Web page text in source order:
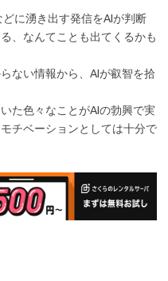
に湧き出す発信をAIが判断
、なんてことも出てくるかも
ない情報から、AIが叡智を拾
た色々なことがAIの勃興で実
チベーションとしては十分で